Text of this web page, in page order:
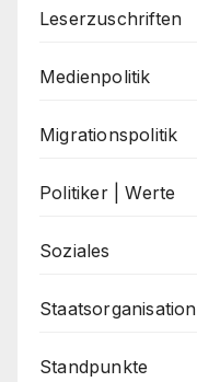
Leserzuschriften
Medienpolitik
Migrationspolitik
Politiker | Werte
Soziales
Staatsorganisation
Standpunkte